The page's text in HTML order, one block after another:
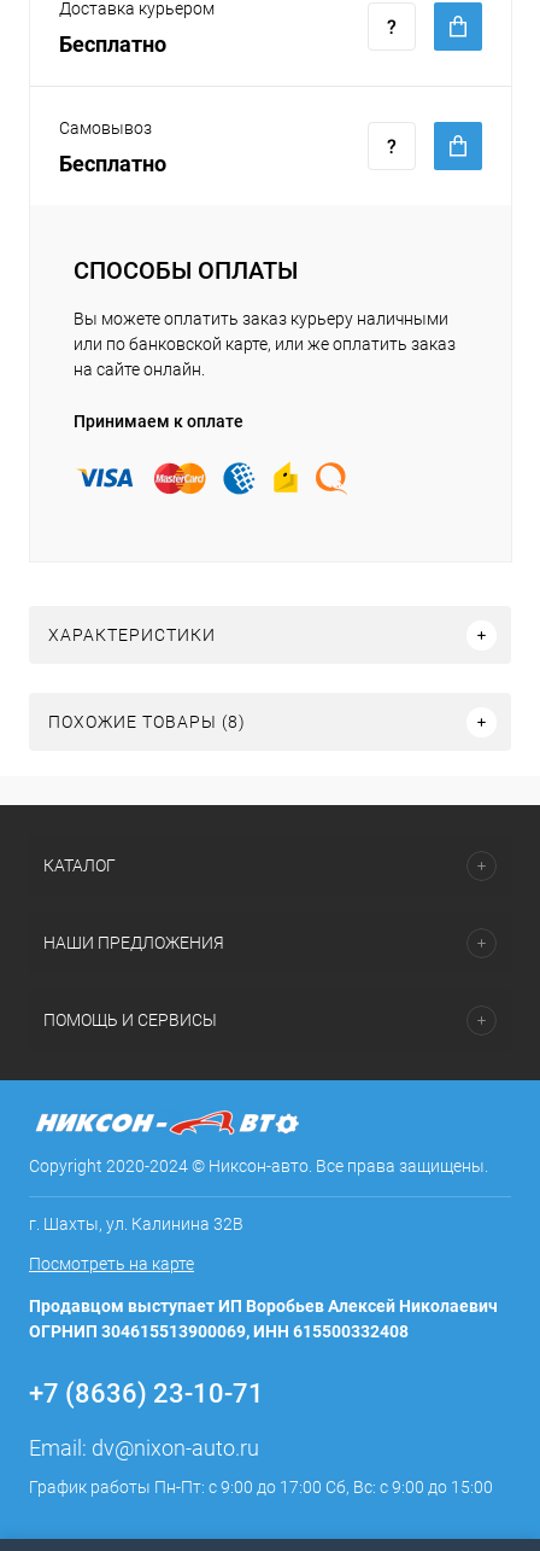
Доставка курьером
Бесплатно
Самовывоз
Бесплатно
СПОСОБЫ ОПЛАТЫ
Вы можете оплатить заказ курьеру наличными
или по банковской карте, или же оплатить заказ
на сайте онлайн.
Принимаем к оплате
ХАРАКТЕРИСТИКИ
ПОХОЖИЕ ТОВАРЫ (8)
КАТАЛОГ
НАШИ ПРЕДЛОЖЕНИЯ
ПОМОЩЬ И СЕРВИСЫ
Copyright 2020-2024 © Никсон-авто. Все права защищены.
г. Шахты, ул. Калинина 32В
Посмотреть на карте
Продавцом выступает ИП Воробьев Алексей Николаевич
ОГРНИП 304615513900069, ИНН 615500332408
+7 (8636) 23-10-71
Email: dv@nixon-auto.ru
График работы Пн-Пт: с 9:00 до 17:00 Сб, Вс: с 9:00 до 15:00